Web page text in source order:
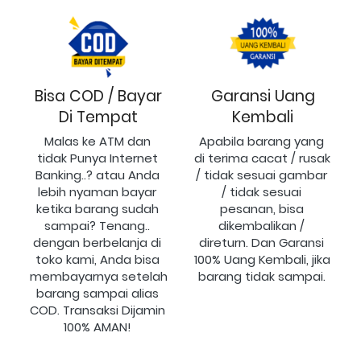
Bisa COD / Bayar
Di Tempat
Malas ke ATM dan
tidak Punya Internet
Banking..? atau Anda
lebih nyaman bayar
ketika barang sudah
sampai? Tenang..
dengan berbelanja di
toko kami, Anda bisa
membayarnya setelah
barang sampai alias
COD. Transaksi Dijamin
100% AMAN!
Garansi Uang
Kembali
Apabila barang yang
di terima cacat / rusak
/ tidak sesuai gambar
/ tidak sesuai
pesanan, bisa
dikembalikan /
direturn. Dan Garansi
100% Uang Kembali, jika
barang tidak sampai.